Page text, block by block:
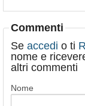
Commenti
Se accedi o ti
nome e
altri commenti
Nome